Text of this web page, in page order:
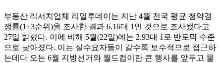
부동산 리서치업체 리얼투데이는 지난 4월 전국 평균 청약경
쟁률(1~3순위)을 조사한 결과 6.16대 1인 것으로 조사됐다고
27일 밝혔다. 이에 비해 5월(22일)에는 2.93대 1로 반토막 수준
으로 낮아졌다. 이는 실수요자들이 갈수록 보수적으로 접근하
는데다 오는 6월 지방선거와 월드컵이란 큰 행사를 앞두고 물